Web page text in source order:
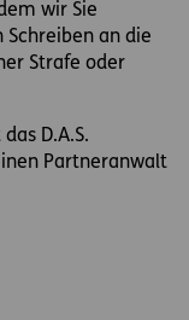
wir Sie
Schreiben an die
Strafe oder
D.A.S.
Partneranwalt